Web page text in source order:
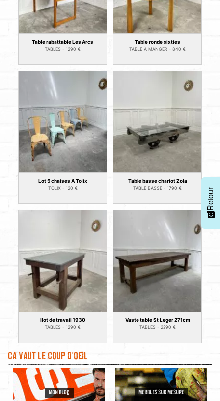
Table rabattable Les Arcs
TABLES - 1290 €
Table ronde sixties
TABLE À MANGER - 840 €
Lot 5 chaises A Tolix
TOLIX - 120 €
Table basse chariot Zola
TABLE BASSE - 1790 €
Ilot de travail 1930
TABLES - 1290 €
Vaste table St Leger 271cm
TABLES - 2290 €
Ca vaut le coup d'oeil
MON BLOG MEUBLES SUR MESURE
Retour